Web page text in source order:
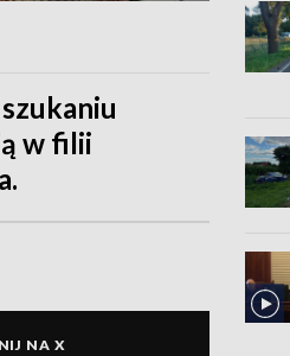
w filii
NA X